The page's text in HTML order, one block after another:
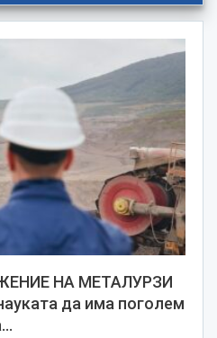
НА МЕТАЛУРЗИ
да има поголем